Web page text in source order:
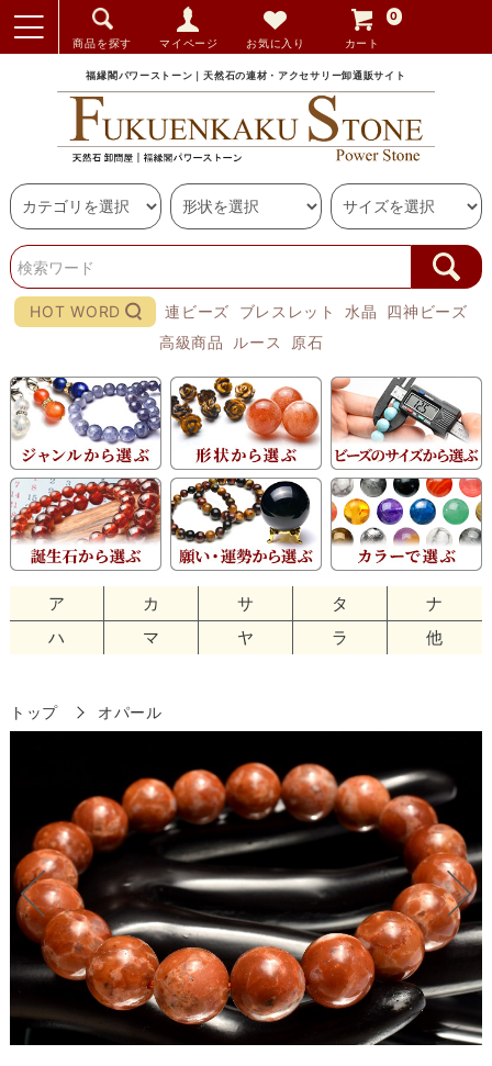
商品を探す マイページ お気に入り カート
0
福縁閣パワーストーン｜天然石の連材・アクセサリー卸通販サイト
HOT WORD 連ビーズ ブレスレット 水晶
四神ビーズ
高級商品
ルース 原石
ア カ サ タ
ナ
ハ
マ ヤ ラ 他
トップ オパール